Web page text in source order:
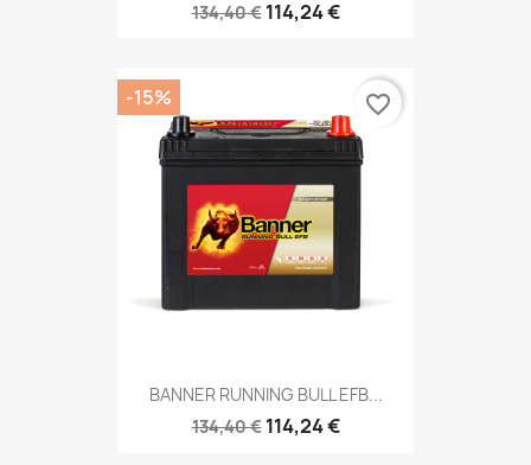
134,40 € 114,24 €
BANNER RUNNING BULL EFB...
134,40 € 114,24 €
-15% favorite_border